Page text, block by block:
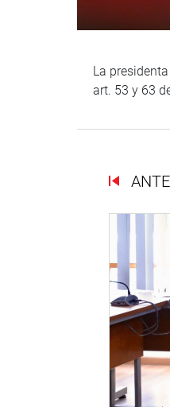
La
art. 53 y 63